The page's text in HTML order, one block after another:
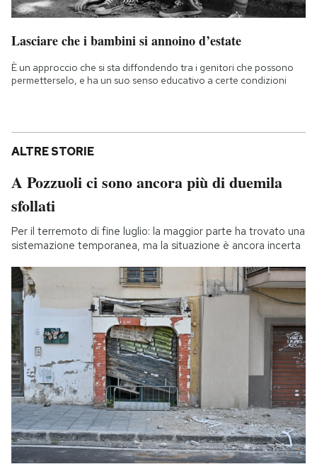
Lasciare che i bambini si annoino d’estate
È un approccio che si sta diffondendo tra i genitori che possono
permetterselo, e ha un suo senso educativo a certe condizioni
ALTRE STORIE
A Pozzuoli ci sono ancora più di duemila
sfollati
Per il terremoto di fine luglio: la maggior parte ha trovato una
sistemazione temporanea, ma la situazione è ancora incerta